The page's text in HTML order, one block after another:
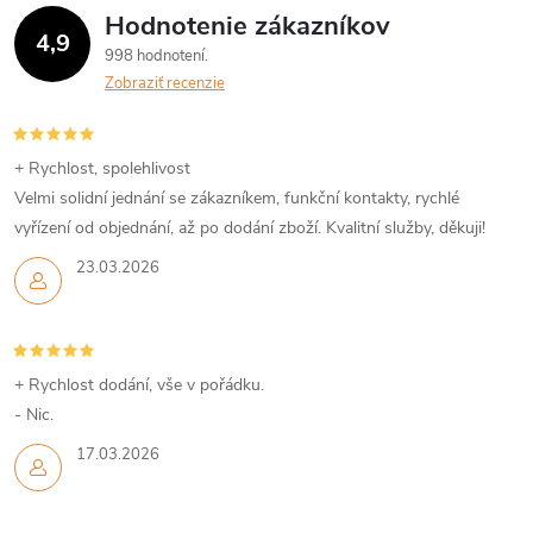
4,9 Hodnotenie zákazníkov
998 hodnotení
Zobraziť recenzie
23.03.2026
+ Rychlost, spolehlivost
Velmi solidní jednání se zákazníkem, funkční kontakty, rychlé
vyřízení od objednání, až po dodání zboží. Kvalitní služby, děkuji!
17.03.2026
+ Rychlost dodání, vše v pořádku.
- Nic.